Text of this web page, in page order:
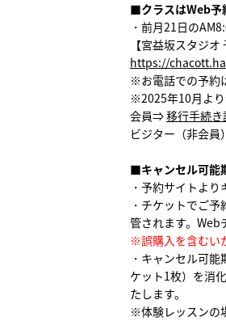
■クラスはWeb予
・前月21日の
【宮益坂スタジオ
https://
※お電話での予約
※2025年10月より
会員⇒移行手続き
ビジター（非会
■キャンセル可能
・予約サイトよ
・チケットでご
管されます。Web
※誤購入を含むい
・キャンセル可
ケット1枚）を消
たします。
※体験レッスンの